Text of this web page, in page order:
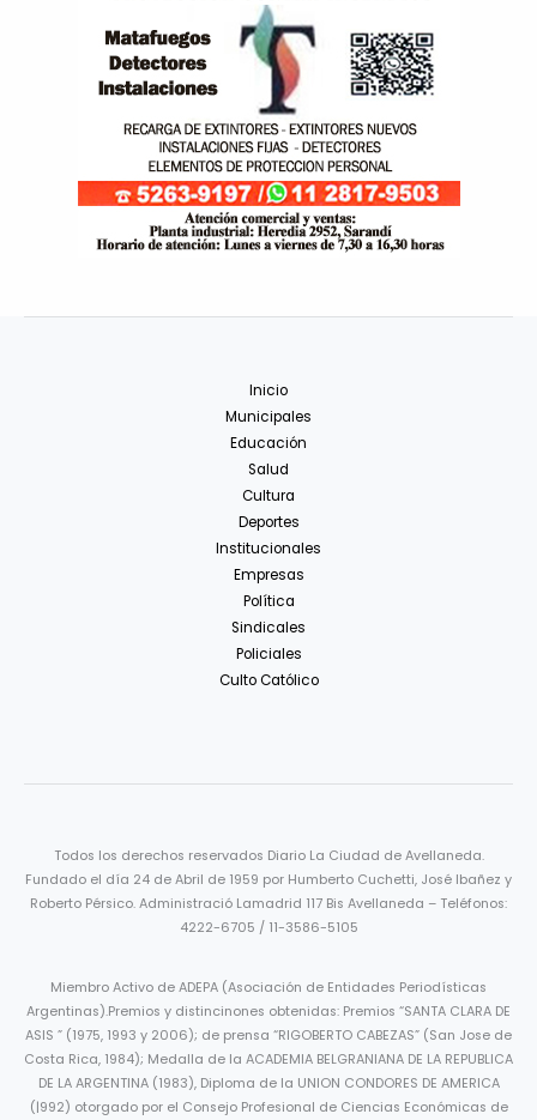
Inicio
Municipales
Educación
Salud
Cultura
Deportes
Institucionales
Empresas
Política
Sindicales
Policiales
Culto Católico
Todos los derechos reservados Diario La Ciudad de Avellaneda.
Fundado el día 24 de Abril de 1959 por Humberto Cuchetti, José Ibañez y
Roberto Pérsico. Administració Lamadrid 117 Bis Avellaneda – Teléfonos:
4222-6705 / 11-3586-5105
Miembro Activo de ADEPA (Asociación de Entidades Periodísticas
Argentinas).Premios y distincinones obtenidas: Premios “SANTA CLARA DE
ASIS ” (1975, 1993 y 2006); de prensa “RIGOBERTO CABEZAS” (San Jose de
Costa Rica, 1984); Medalla de la ACADEMIA BELGRANIANA DE LA REPUBLICA
DE LA ARGENTINA (1983), Diploma de la UNION CONDORES DE AMERICA
(|992) otorgado por el Consejo Profesional de Ciencias Económicas de